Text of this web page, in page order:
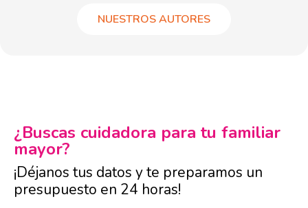
NUESTROS AUTORES
¿Buscas cuidadora para tu familiar
mayor?
¡Déjanos tus datos y te preparamos un
presupuesto en 24 horas!